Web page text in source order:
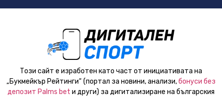
Този сайт е изработен като част от инициативата на
„Букмейкър Рейтинги“ (портал за новини, анализи,бонуси без
депозит Palms bet и други) за дигитализиране на българския